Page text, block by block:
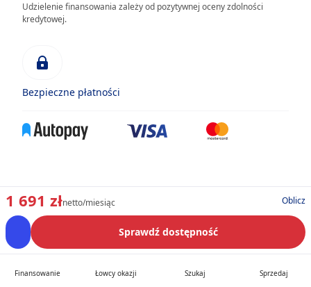
1 691 złnetto/miesiąc Oblicz
Sprawdź dostępność
Udzielenie finansowania zależy od pozytywnej oceny zdolności
kredytowej.
Bezpieczne płatności
Finansowanie Łowcy okazji Szukaj Sprzedaj